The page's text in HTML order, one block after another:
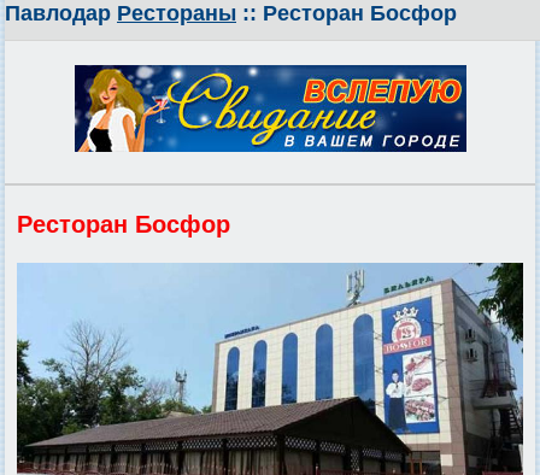
Павлодар Рестораны :: Ресторан Босфор
Ресторан Босфор